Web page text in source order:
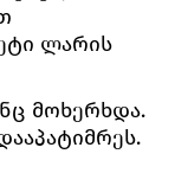
ლარის
მოხერხდა.